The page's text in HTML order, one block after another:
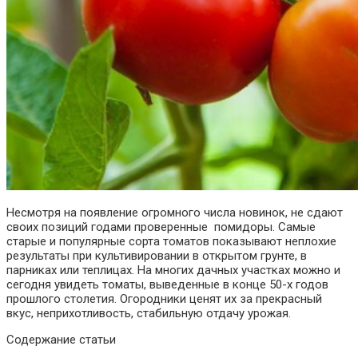
Несмотря на появление огромного числа новинок, не сдают
своих позиций годами проверенные помидоры. Самые
старые и популярные сорта томатов показывают неплохие
результаты при культивировании в открытом грунте, в
парниках или теплицах. На многих дачных участках можно и
сегодня увидеть томаты, выведенные в конце 50-х годов
прошлого столетия. Огородники ценят их за прекрасный
вкус, неприхотливость, стабильную отдачу урожая.
Содержание статьи